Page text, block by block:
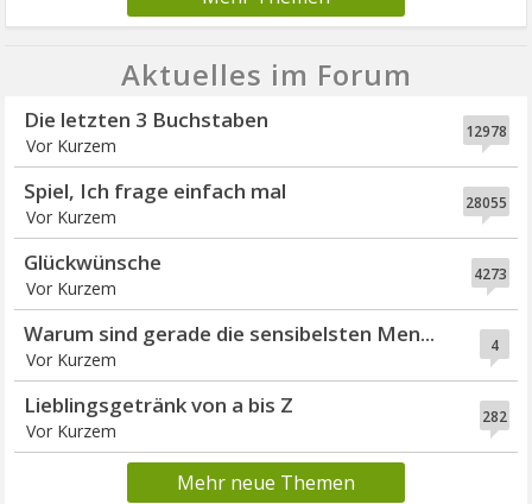
Aktuelles im Forum
12978
Die letzten 3 Buchstaben
Vor Kurzem
28055
Spiel, Ich frage einfach mal
Vor Kurzem
4273
Glückwünsche
Vor Kurzem
4
Warum sind gerade die sensibelsten Men...
Vor Kurzem
282
Lieblingsgetränk von a bis Z
Vor Kurzem
Mehr neue Themen